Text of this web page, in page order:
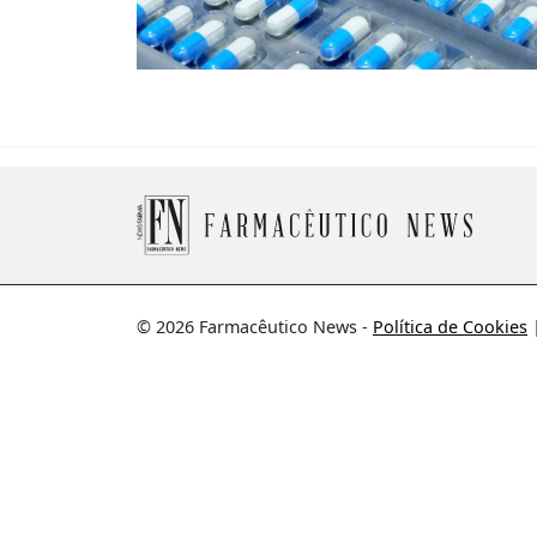
© 2026 Farmacêutico News - Política de Cookies |